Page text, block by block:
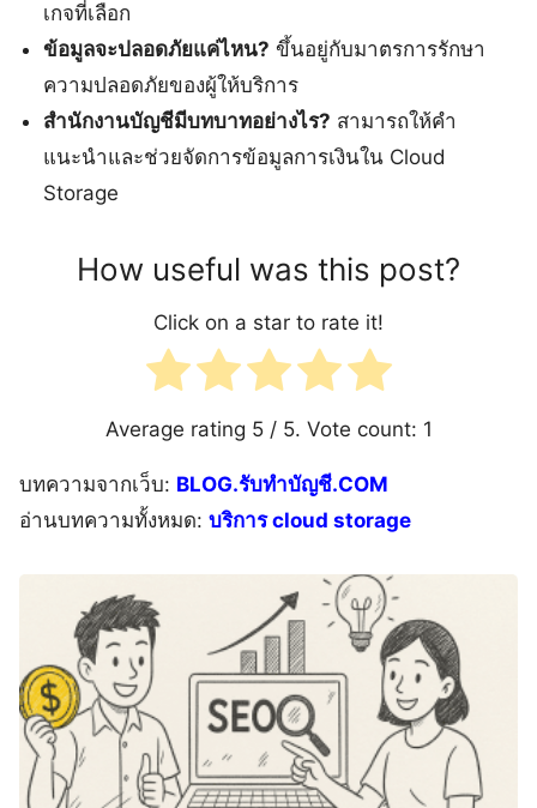
เกจที่เลือก
ข้อมูลจะปลอดภัยแค่ไหน? ขึ้นอยู่กับมาตรการรักษา
ความปลอดภัยของผู้ให้บริการ
สำนักงานบัญชีมีบทบาทอย่างไร? สามารถให้คำ
แนะนำและช่วยจัดการข้อมูลการเงินใน Cloud
Storage
How useful was this post?
Click on a star to rate it!
Average rating 5/ 5. Vote count: 1
บทความจากเว็บ: BLOG.รับทำบัญชี.COM
อ่านบทความทั้งหมด: บริการ cloud storage